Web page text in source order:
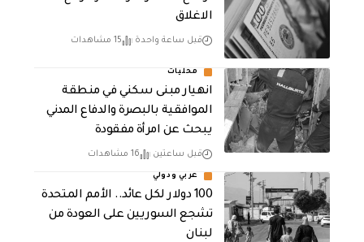
الاغلاق
قبل ساعة واحدة 15 مشاهدات
محليات
انهيار مبنى سكني في منطقة
الموافقية بالبصرة والدفاع المدني
يبحث عن امرأة مفقودة
قبل ساعتين 16 مشاهدات
عربي ودولي
100 دولار لكل عائد.. الأمم المتحدة
تشجع السوريين على العودة من
لبنان